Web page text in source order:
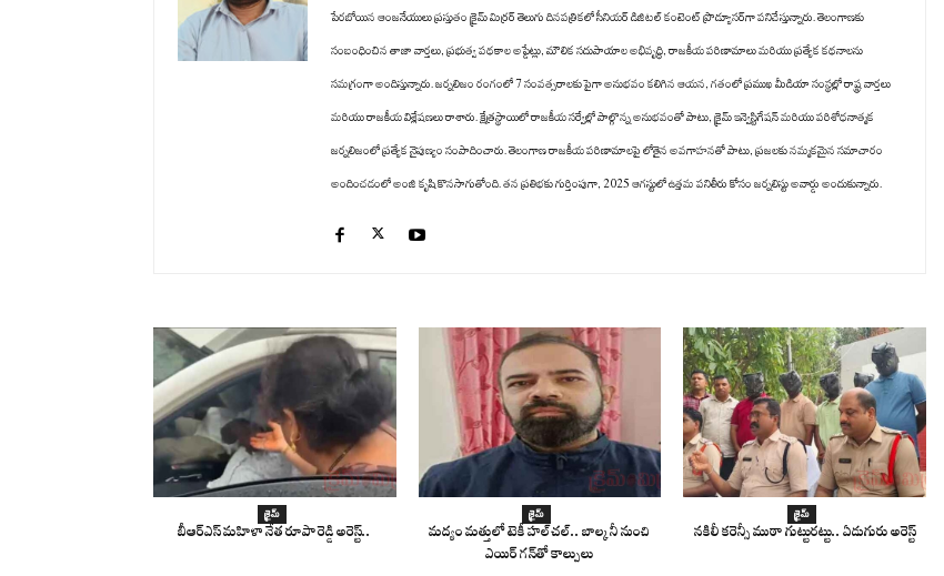
పేరబోయిన ఆంజనేయులు ప్రస్తుతం క్రైమ్ మిర్రర్ తెలుగు దినపత్రికలో సీనియర్ డిజిటల్ కంటెంట్ ప్రొడ్యూసర్‌గా పనిచేస్తున్నారు. తెలంగాణకు
సంబంధించిన తాజా వార్తలు, ప్రభుత్వ పథకాల అప్డేట్లు, మౌలిక సదుపాయాల అభివృద్ధి, రాజకీయ పరిణామాలు మరియు ప్రత్యేక కథనాలను
సమగ్రంగా అందిస్తున్నారు. జర్నలిజం రంగంలో 7 సంవత్సరాలకు పైగా అనుభవం కలిగిన ఆయన, గతంలో ప్రముఖ మీడియా సంస్థల్లో రాష్ట్ర వార్తలు
మరియు రాజకీయ విశ్లేషణలు రాశారు. క్షేత్రస్థాయిలో రాజకీయ సర్వేల్లో పాల్గొన్న అనుభవంతో పాటు, క్రైమ్ ఇన్వెస్టిగేషన్ మరియు పరిశోధనాత్మక
జర్నలిజంలో ప్రత్యేక నైపుణ్యం సంపాదించారు. తెలంగాణ రాజకీయ పరిణామాలపై లోతైన అవగాహనతో పాటు, ప్రజలకు నమ్మకమైన సమాచారం
అందించడంలో అంజి కృషి కొనసాగుతోంది. తన ప్రతిభకు గుర్తింపుగా, 2025 ఆగస్టులో ఉత్తమ పనితీరు కోసం జర్నలిస్టు అవార్డు అందుకున్నారు.
క్రైమ్
బీఆర్ఎస్ మహిళా నేత రూపా రెడ్డి అరెస్ట్..
క్రైమ్
మద్యం మత్తులో టెకీ హల్‌చల్.. బాల్కనీ నుంచి
ఎయిర్ గన్‌తో కాల్పులు
క్రైమ్
నకిలీ కరెన్సీ ముఠా గుట్టురట్టు.. ఏడుగురు అరెస్ట్